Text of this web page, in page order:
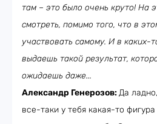
там – это было очень круто! На
смотреть, помимо того, что в
участвовать самому. И в каких-
выдаешь такой результат,
ожидаешь даже...
Александр Генерозов:Да
все-таки у тебя какая-то